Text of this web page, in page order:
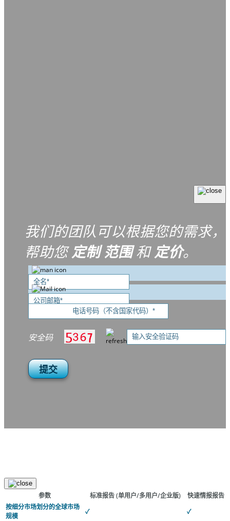
我们的团队可以根据您的需求，
帮助您定制 范围和定价。
安全码
提交
参数 标准报告(单用户/多用户/企业版)
快速情报报告
按细分市场划分的全球市场
规模
✓
✓